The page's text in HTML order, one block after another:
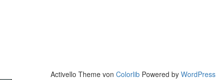
Activello Theme von Colorlib Powered by WordPress